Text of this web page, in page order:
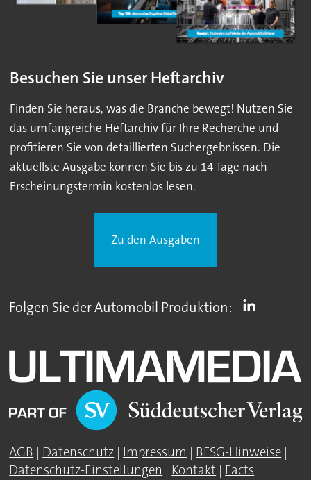
Besuchen Sie unser Heftarchiv
Finden Sie heraus, was die Branche bewegt! Nutzen Sie
das umfangreiche Heftarchiv für Ihre Recherche und
profitieren Sie von detaillierten Suchergebnissen. Die
aktuellste Ausgabe können Sie bis zu 14 Tage nach
Erscheinungstermin kostenlos lesen.
Zu den Ausgaben
Folgen Sie der Automobil Produktion:
AGB | Datenschutz | Impressum | BFSG-Hinweise |
Datenschutz-Einstellungen | Kontakt | Facts